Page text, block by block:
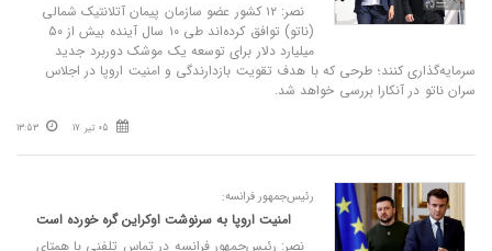
نصر: ۱۲ کشور عضو سازمان پیمان آتلانتیک شمالی
(ناتو) توافق کرده‌اند طی ۱۰ سال آینده بیش از ۵۰
میلیارد دلار برای توسعه یک موشک دوربرد جدید
سرمایه‌گذاری کنند؛ طرحی که با هدف تقویت بازدارندگی و امنیت اروپا در اجلاس
سران ناتو در آنکارا بررسی خواهد شد.
05 تیر 17 13:53
رئیس‌جمهور فرانسه:
امنیت اروپا به سرنوشت اوکراین گره خورده است
نصر: رئیس‌جمهور فرانسه در تماس تلفنی با همتای